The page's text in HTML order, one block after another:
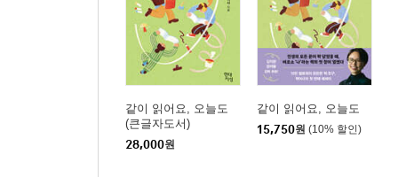
같이 읽어요, 오늘도
(큰글자도서)
28,000원
같이 읽어요, 오늘도
15,750원 (10% 할인)